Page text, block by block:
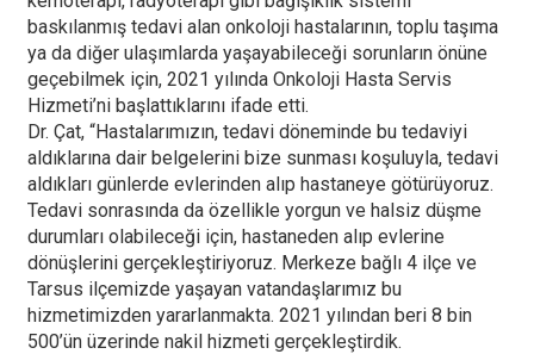
baskılanmış tedavi alan onkoloji hastalarının, toplu taşıma
ya da diğer ulaşımlarda yaşayabileceği sorunların önüne
geçebilmek için, 2021 yılında Onkoloji Hasta Servis
Hizmeti’ni başlattıklarını ifade etti.
Dr. Çat, “Hastalarımızın, tedavi döneminde bu tedaviyi
aldıklarına dair belgelerini bize sunması koşuluyla, tedavi
aldıkları günlerde evlerinden alıp hastaneye götürüyoruz.
Tedavi sonrasında da özellikle yorgun ve halsiz düşme
durumları olabileceği için, hastaneden alıp evlerine
dönüşlerini gerçekleştiriyoruz. Merkeze bağlı 4 ilçe ve
Tarsus ilçemizde yaşayan vatandaşlarımız bu
hizmetimizden yararlanmakta. 2021 yılından beri 8 bin
500’ün üzerinde nakil hizmeti gerçekleştirdik.